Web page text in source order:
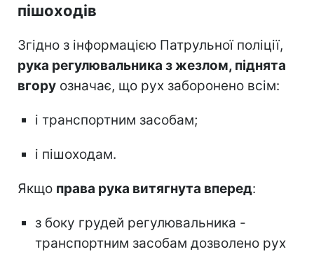
пішоходів
Згідно з інформацією Патрульної поліції,
рука регулювальника з жезлом, піднята
вгору означає, що рух заборонено всім:
і транспортним засобам;
і пішоходам.
Якщо права рука витягнута вперед:
з боку грудей регулювальника -
транспортним засобам дозволено рух